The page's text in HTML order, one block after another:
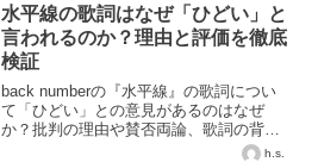
水平線の歌詞はなぜ「ひどい」と
言われるのか？理由と評価を徹底
検証
back numberの『水平線』の歌詞につい
て「ひどい」との意見があるのはなぜ
か？批判の理由や賛否両論、歌詞の背景
を徹底解説し、本当の評価を探ります。
h.s.